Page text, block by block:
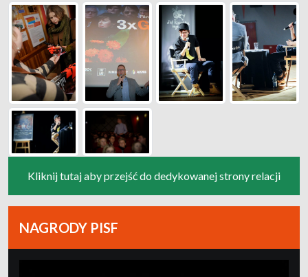
Kliknij tutaj aby przejść do dedykowanej strony relacji
NAGRODY PISF